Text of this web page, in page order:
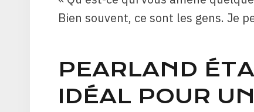
Bien souvent, ce sont les gens. Je
PEARLAND
IDÉAL POUR